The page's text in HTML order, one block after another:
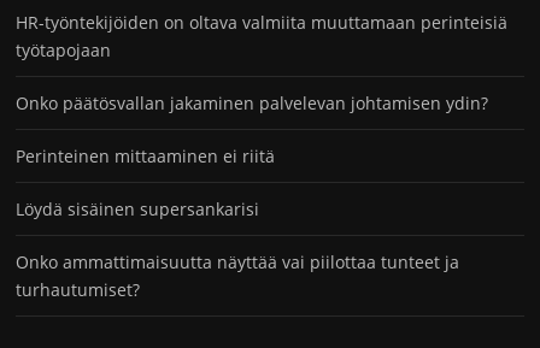
HR-työntekijöiden on oltava valmiita muuttamaan perinteisiä
työtapojaan
Onko päätösvallan jakaminen palvelevan johtamisen ydin?
Perinteinen mittaaminen ei riitä
Löydä sisäinen supersankarisi
Onko ammattimaisuutta näyttää vai piilottaa tunteet ja
turhautumiset?